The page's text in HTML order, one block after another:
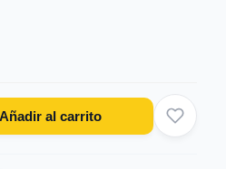
Añadir al carrito